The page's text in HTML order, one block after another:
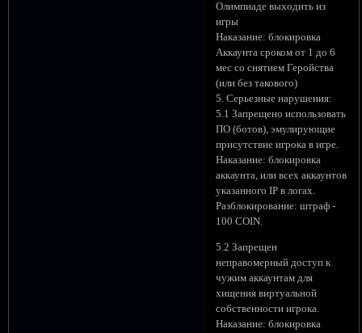
Олимпиаде выходить из
игры
Наказание: блокировка
Аккаунта сроком от 1 до 6
мес со снятием Геройства
(или без такового)
5. Серьезные нарушения:
5.1 Запрещено использовать
ПО (ботов), эмулирующие
присутствие игрока в игре.
Наказание: блокировка
аккаунта, или всех аккаунтов
указанного IP в логах.
Разблокирование: штраф -
100 COIN.
5.2 Запрещен
неправомерный доступ к
чужим аккаунтам для
хищения виртуальной
собственности игрока.
Наказание: блокировка